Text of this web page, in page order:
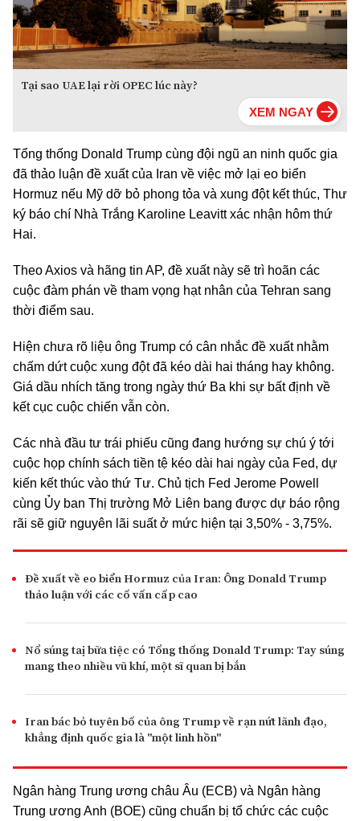
Tại sao UAE lại rời OPEC lúc này?
Tổng thống Donald Trump cùng đội ngũ an ninh quốc gia
đã thảo luận đề xuất của Iran về việc mở lại eo biển
Hormuz nếu Mỹ dỡ bỏ phong tỏa và xung đột kết thúc, Thư
ký báo chí Nhà Trắng Karoline Leavitt xác nhận hôm thứ
Hai.
Theo Axios và hãng tin AP, đề xuất này sẽ trì hoãn các
cuộc đàm phán về tham vọng hạt nhân của Tehran sang
thời điểm sau.
Hiện chưa rõ liệu ông Trump có cân nhắc đề xuất nhằm
chấm dứt cuộc xung đột đã kéo dài hai tháng hay không.
Giá dầu nhích tăng trong ngày thứ Ba khi sự bất định về
kết cục cuộc chiến vẫn còn.
Các nhà đầu tư trái phiếu cũng đang hướng sự chú ý tới
cuộc họp chính sách tiền tệ kéo dài hai ngày của Fed, dự
kiến kết thúc vào thứ Tư. Chủ tịch Fed Jerome Powell
cùng Ủy ban Thị trường Mở Liên bang được dự báo rộng
rãi sẽ giữ nguyên lãi suất ở mức hiện tại 3,50% - 3,75%.
Đề xuất về eo biển Hormuz của Iran: Ông Donald Trump
thảo luận với các cố vấn cấp cao
Nổ súng taị bữa tiệc có Tổng thống Donald Trump: Tay súng
mang theo nhiều vũ khí, một sĩ quan bị bắn
Iran bác bỏ tuyên bố của ông Trump về rạn nứt lãnh đạo,
khẳng định quốc gia là "một linh hồn"
Ngân hàng Trung ương châu Âu (ECB) và Ngân hàng
Trung ương Anh (BOE) cũng chuẩn bị tổ chức các cuộc